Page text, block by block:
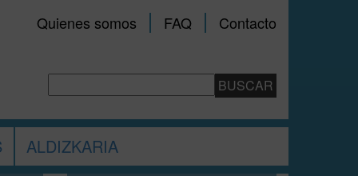
Quienes somos FAQ Contacto
ALDIZKARIA